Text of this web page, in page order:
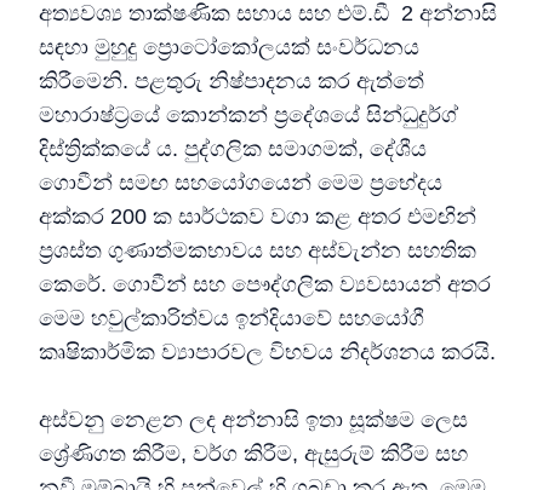
අත්‍යවශ්‍ය තාක්ෂණික සහාය සහ එම්.ඩී 2 අන්නාසි
සඳහා මුහුදු ප්‍රොටෝකෝලයක් සංවර්ධනය
කිරීමෙනි. පළතුරු නිෂ්පාදනය කර ඇත්තේ
මහාරාෂ්ට්‍රයේ කොන්කන් ප්‍රදේශයේ සින්ධුදුර්ග්
දිස්ත්‍රික්කයේ ය. පුද්ගලික සමාගමක්, දේශීය
ගොවීන් සමඟ සහයෝගයෙන් මෙම ප්‍රභේදය
අක්කර 200 ක සාර්ථකව වගා කළ අතර එමඟින්
ප්‍රශස්ත ගුණාත්මකභාවය සහ අස්වැන්න සහතික
කෙරේ. ගොවීන් සහ පෞද්ගලික ව්‍යවසායන් අතර
මෙම හවුල්කාරිත්වය ඉන්දියාවේ සහයෝගී
කෘෂිකාර්මික ව්‍යාපාරවල විභවය නිදර්ශනය කරයි.
අස්වනු නෙළන ලද අන්නාසි ඉතා සූක්ෂම ලෙස
ශ්‍රේණිගත කිරීම, වර්ග කිරීම, ඇසුරුම් කිරීම සහ